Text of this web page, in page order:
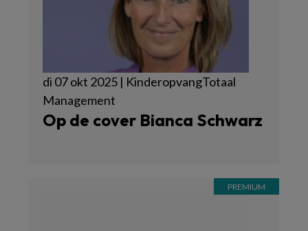
di 07 okt 2025 | KinderopvangTotaal
Management
Op de cover Bianca Schwarz